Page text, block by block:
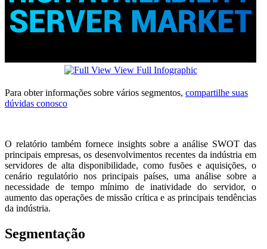
View Full Infographic
Para obter informações sobre vários segmentos, compartilhe suas
dúvidas conosco
O relatório também fornece insights sobre a análise SWOT das
principais empresas, os desenvolvimentos recentes da indústria em
servidores de alta disponibilidade, como fusões e aquisições, o
cenário regulatório nos principais países, uma análise sobre a
necessidade de tempo mínimo de inatividade do servidor, o
aumento das operações de missão crítica e as principais tendências
da indústria.
Segmentação